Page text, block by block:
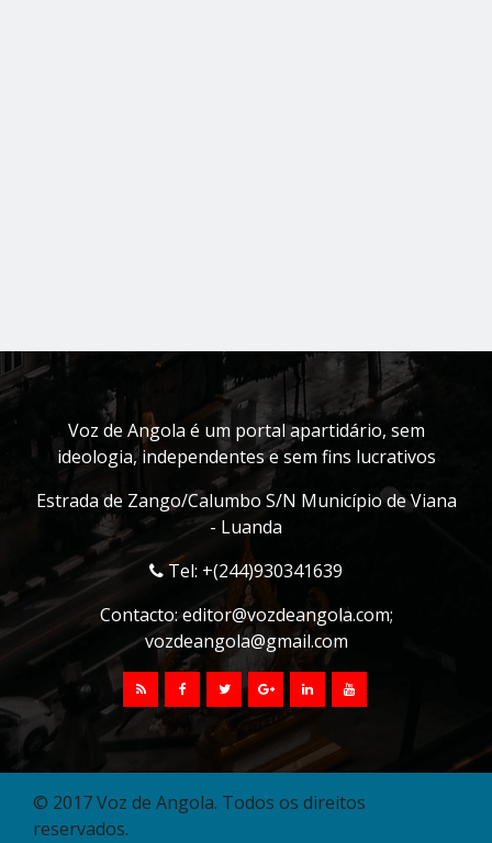
Voz de Angola é um portal apartidário, sem
ideologia, independentes e sem fins lucrativos
Estrada de Zango/Calumbo S/N Município de Viana
- Luanda
Tel: +(244)930341639
Contacto:editor@vozdeangola.com;
vozdeangola@gmail.com
© 2017 Voz de Angola. Todos os direitos
reservados.